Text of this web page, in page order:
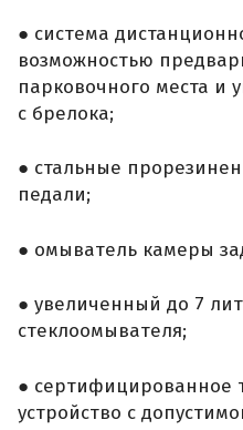
● система
возможностью
парковочного места и
с брелока;
● стальные
педали;
● омыватель камеры
● увеличенный до 7
стеклоомывателя;
● сертифицированное
устройство с